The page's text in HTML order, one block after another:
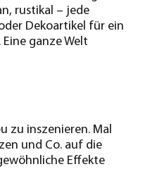
rustikal – jede
Dekoartikel für ein
ganze Welt
zu inszenieren. Mal
und Co. auf die
Effekte